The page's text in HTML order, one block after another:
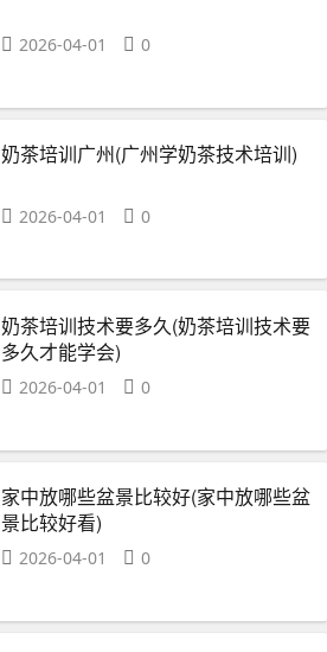
2026-04-01 0
奶茶培训广州(广州学奶茶技术培训)
2026-04-01 0
奶茶培训技术要多久(奶茶培训技术要
多久才能学会)
2026-04-01 0
家中放哪些盆景比较好(家中放哪些盆
景比较好看)
2026-04-01 0